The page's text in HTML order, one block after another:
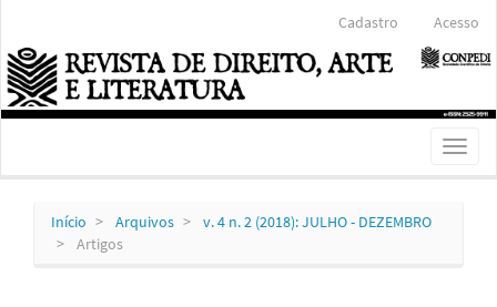
Conteúdo
principal
Barra
Lateral
Cadastro Acesso
Toggle
Início Arquivos
v. 4 n. 2 (2018): JULHO - DEZEMBRO
Artigos